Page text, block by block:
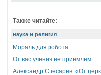
Также читайте:
наука и религия
Мораль для робота
От вас учения не приемлем
Александр Слесарев: «От